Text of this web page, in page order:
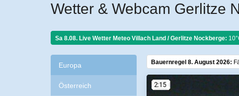
Wetter & Webcam Gerlitze
Sa 8.08. Live Wetter Meteo Villach Land / Gerlitze Nockberge:
Europa
Österreich
Bauernregel 8. August 2026: